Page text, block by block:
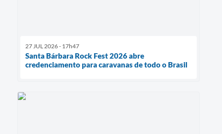
27 JUL 2026 - 17h47
Santa Bárbara Rock Fest 2026 abre
credenciamento para caravanas de todo o Brasil